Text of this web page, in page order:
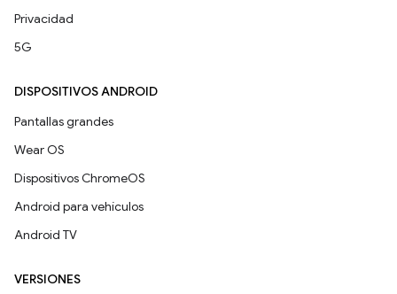
Privacidad
5G
DISPOSITIVOS ANDROID
Pantallas grandes
Wear OS
Dispositivos ChromeOS
Android para vehículos
Android TV
VERSIONES